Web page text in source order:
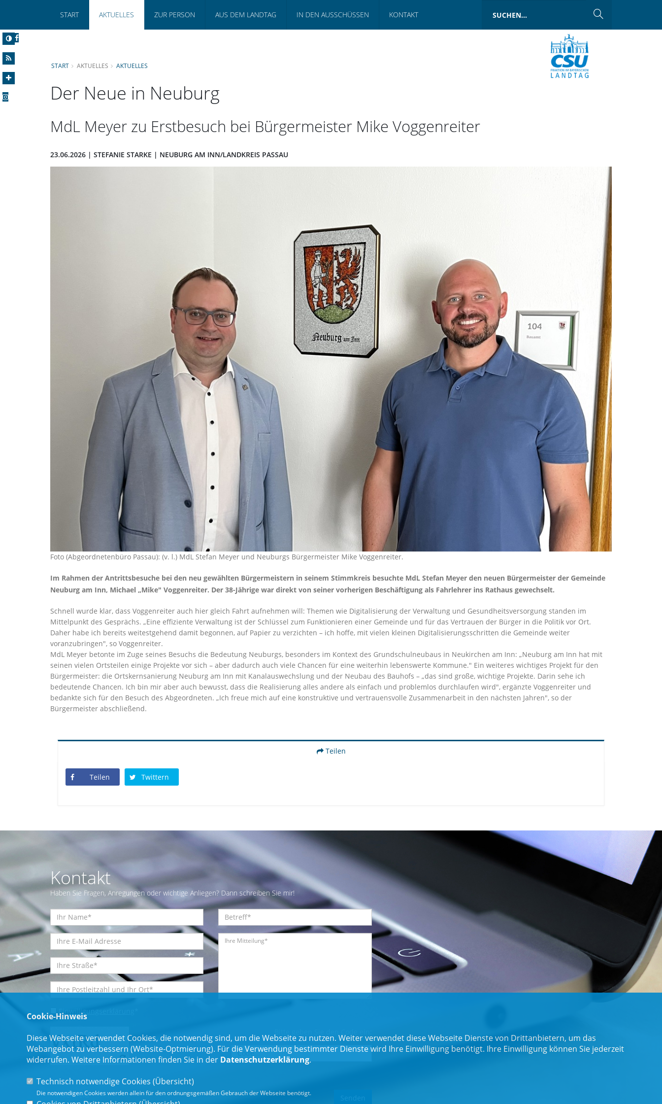
START AKTUELLES ZUR PERSON AUS DEM LANDTAG IN DEN AUSSCHÜSSEN KONTAKT
START AKTUELLES AKTUELLES
Der Neue in Neuburg
MdL Meyer zu Erstbesuch bei Bürgermeister Mike Voggenreiter
23.06.2026 | STEFANIE STARKE | NEUBURG AM INN/LANDKREIS PASSAU
Foto (Abgeordnetenbüro Passau): (v. l.) MdL Stefan Meyer und Neuburgs Bürgermeister Mike Voggenreiter.
Im Rahmen der Antrittsbesuche bei den neu gewählten Bürgermeistern in seinem Stimmkreis besuchte MdL Stefan Meyer den neuen Bürgermeister der Gemeinde
Neuburg am Inn, Michael „Mike" Voggenreiter. Der 38-Jährige war direkt von seiner vorherigen Beschäftigung als Fahrlehrer ins Rathaus gewechselt.
Schnell wurde klar, dass Voggenreiter auch hier gleich Fahrt aufnehmen will: Themen wie Digitalisierung der Verwaltung und Gesundheitsversorgung standen im
Mittelpunkt des Gesprächs. „Eine effiziente Verwaltung ist der Schlüssel zum Funktionieren einer Gemeinde und für das Vertrauen der Bürger in die Politik vor Ort.
Daher habe ich bereits weitestgehend damit begonnen, auf Papier zu verzichten – ich hoffe, mit vielen kleinen Digitalisierungsschritten die Gemeinde weiter
voranzubringen", so Voggenreiter.
MdL Meyer betonte im Zuge seines Besuchs die Bedeutung Neuburgs, besonders im Kontext des Grundschulneubaus in Neukirchen am Inn: „Neuburg am Inn hat mit
seinen vielen Ortsteilen einige Projekte vor sich – aber dadurch auch viele Chancen für eine weiterhin lebenswerte Kommune." Ein weiteres wichtiges Projekt für den
Bürgermeister: die Ortskernsanierung Neuburg am Inn mit Kanalauswechslung und der Neubau des Bauhofs – „das sind große, wichtige Projekte. Darin sehe ich
bedeutende Chancen. Ich bin mir aber auch bewusst, dass die Realisierung alles andere als einfach und problemlos durchlaufen wird", ergänzte Voggenreiter und
bedankte sich für den Besuch des Abgeordneten. „Ich freue mich auf eine konstruktive und vertrauensvolle Zusammenarbeit in den nächsten Jahren", so der
Bürgermeister abschließend.
Teilen
Teilen Twittern
Kontakt
Haben Sie Fragen, Anregungen oder wichtige Anliegen? Dann schreiben Sie mir!
Einwilligungserklärung
* Pflichtfeld
Cookie-Hinweis
Diese Webseite verwendet Cookies, die notwendig sind, um die Webseite zu nutzen. Weiter verwendet diese Webseite Dienste von Drittanbietern, um das
Webangebot zu verbessern (Website-Optmierung). Für die Verwendung bestimmter Dienste wird Ihre Einwilligung benötigt. Ihre Einwilligung können Sie jederzeit
widerrufen. Weitere Informationen finden Sie in der Datenschutzerklärung.
Technisch notwendige Cookies (Übersicht)
Die notwendigen Cookies werden allein für den ordnungsgemäßen Gebrauch der Webseite benötigt.